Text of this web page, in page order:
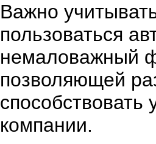
Важно
пользоваться
немаловажный
позволяющей
способствовать
компании.